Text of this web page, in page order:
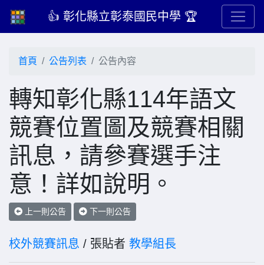
👍 彰化縣立彰泰國民中學 🏆
首頁 公告列表 公告內容
轉知彰化縣114年語文
競賽位置圖及競賽相關
訊息，請參賽選手注
意！詳如說明。
上一則公告 下一則公告
校外競賽訊息 / 張貼者 教學組長